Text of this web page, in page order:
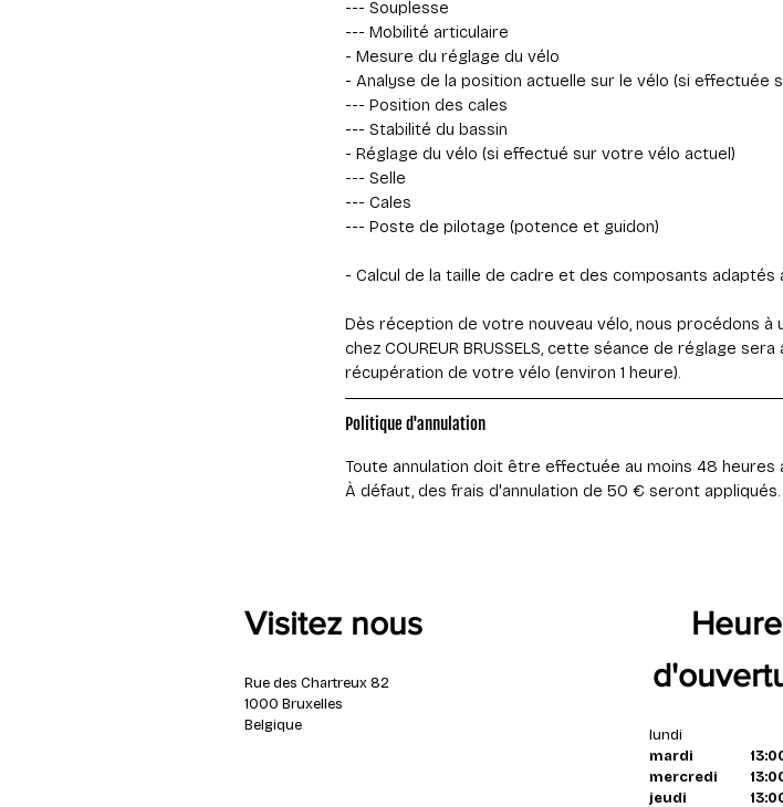
--- Souplesse
--- Mobilité articulaire
- Mesure du réglage du vélo
- Analyse de la position actuelle sur le vélo (si effectuée
--- Position des cales
--- Stabilité du bassin
- Réglage du vélo (si effectué sur votre vélo actuel)
--- Selle
--- Cales
--- Poste de pilotage (potence et guidon)
- Calcul de la taille de cadre et des composants adaptés
Dès réception de votre nouveau vélo, nous procédons à
chez COUREUR BRUSSELS, cette séance de réglage
récupération de votre vélo (environ 1 heure).
Politique d'annulation
Toute annulation doit être effectuée au moins 48 heures
À défaut, des frais d'annulation de 50 € seront appliqués.
Visitez nous
Rue des Chartreux 82
1000 Bruxelles
Belgique
lundi
mardi
mercredi
jeudi